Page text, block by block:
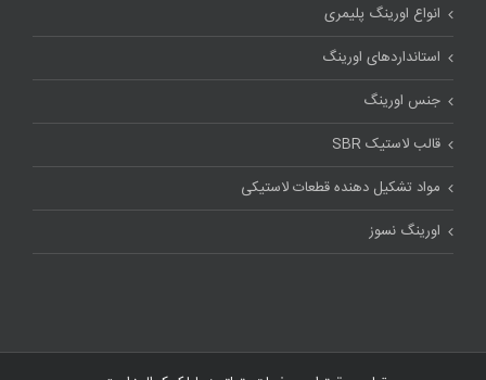
انواع اورینگ پلیمری
استاندارد‌های اورینگ
جنس اورینگ
قالب لاستیک SBR
مواد تشکیل دهنده قطعات لاستیکی
اورینگ نسوز